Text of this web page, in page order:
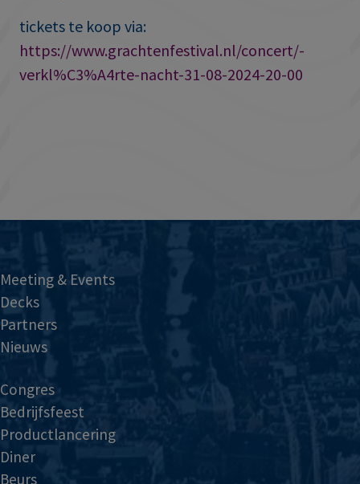
tickets te koop via:
https://www.grachtenfestival.nl/concert/-
verkl%C3%A4rte-nacht-31-08-2024-20-00
Meeting & Events
Decks
Partners
Nieuws
Congres
Bedrijfsfeest
Productlancering
Diner
Beurs